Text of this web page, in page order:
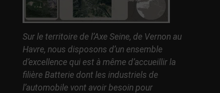
Sur le territoire de l’Axe Seine, de Vernon au
Havre, nous disposons d’un ensemble
d’excellence qui est à même d’accueillir la
filière Batterie dont les industriels de
l’automobile vont avoir besoin pour